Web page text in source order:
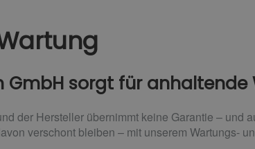
GmbH sorgt für anhaltende
der Hersteller übernimmt keine Garantie – und
verschont bleiben – mit unserem Wartungs-